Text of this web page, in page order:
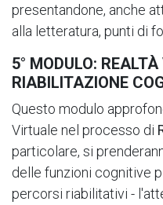
presentandone, anche
alla letteratura, punti di
5° MODULO:
RIABILITAZIONE
Questo modulo
Virtuale nel processo di
particolare, si
delle funzioni cognitive
percorsi riabilitativi -